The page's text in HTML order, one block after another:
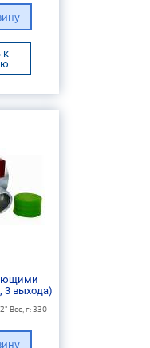
к
3 выхода)
Вес, г: 330